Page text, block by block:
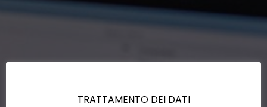
TRATTAMENTO DEI DATI